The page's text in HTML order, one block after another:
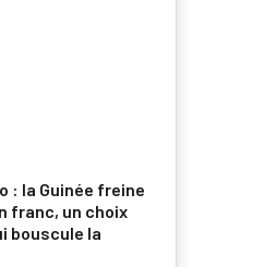
: la Guinée freine
franc, un choix
bouscule la